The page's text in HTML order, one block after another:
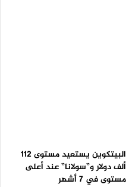
البيتكوين يستعيد مستوى 112
ألف دولار و”سولانا” عند أعلى
مستوى في 7 أشهر